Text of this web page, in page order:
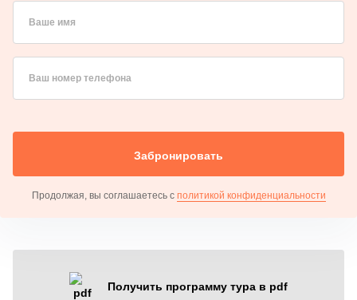
Ваше имя
Ваш номер телефона
Забронировать
Продолжая, вы соглашаетесь с политикой конфиденциальности
Получить программу тура в pdf